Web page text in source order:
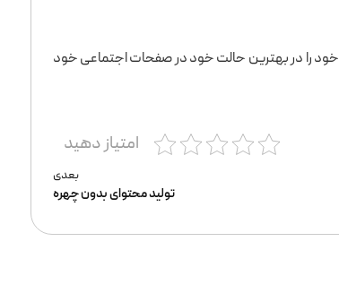
خود را در بهترین حالت خود در صفحات اجتماعی خود
امتیاز دهید
بعدی
تولید محتوای بدون چهره